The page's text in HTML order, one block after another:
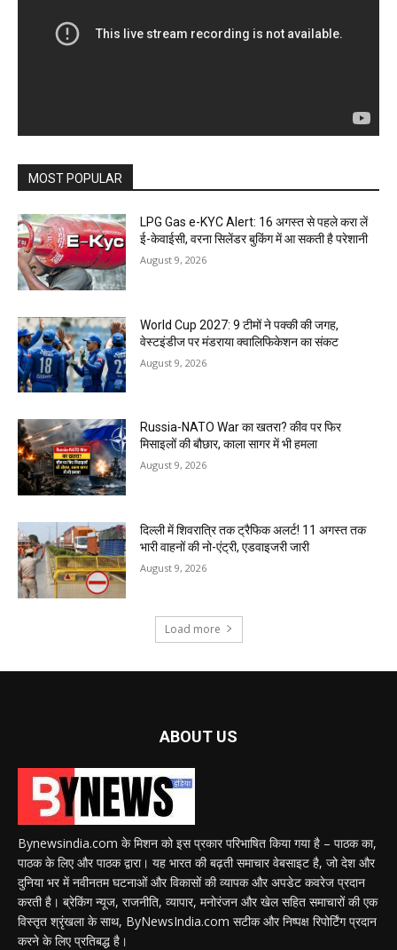
MOST POPULAR
LPG Gas e-KYC Alert: 16 अगस्त से पहले करा लें
ई-केवाईसी, वरना सिलेंडर बुकिंग में आ सकती है परेशानी
August 9, 2026
World Cup 2027: 9 टीमों ने पक्की की जगह,
वेस्टइंडीज पर मंडराया क्वालिफिकेशन का संकट
August 9, 2026
Russia-NATO War का खतरा? कीव पर फिर
मिसाइलों की बौछार, काला सागर में भी हमला
August 9, 2026
दिल्ली में शिवरात्रि तक ट्रैफिक अलर्ट! 11 अगस्त तक
भारी वाहनों की नो-एंट्री, एडवाइजरी जारी
August 9, 2026
Load more
ABOUT US
Bynewsindia.com के मिशन को इस प्रकार परिभाषित किया गया है – पाठक का,
पाठक के लिए और पाठक द्वारा। यह भारत की बढ़ती समाचार वेबसाइट है, जो देश और
दुनिया भर में नवीनतम घटनाओं और विकासों की व्यापक और अपडेट कवरेज प्रदान
करती है। ब्रेकिंग न्यूज, राजनीति, व्यापार, मनोरंजन और खेल सहित समाचारों की एक
विस्तृत श्रृंखला के साथ, ByNewsIndia.com सटीक और निष्पक्ष रिपोर्टिंग प्रदान
करने के लिए प्रतिबद्ध है।